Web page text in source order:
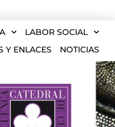
LABOR SOCIAL
Y ENLACES
NOTICIAS